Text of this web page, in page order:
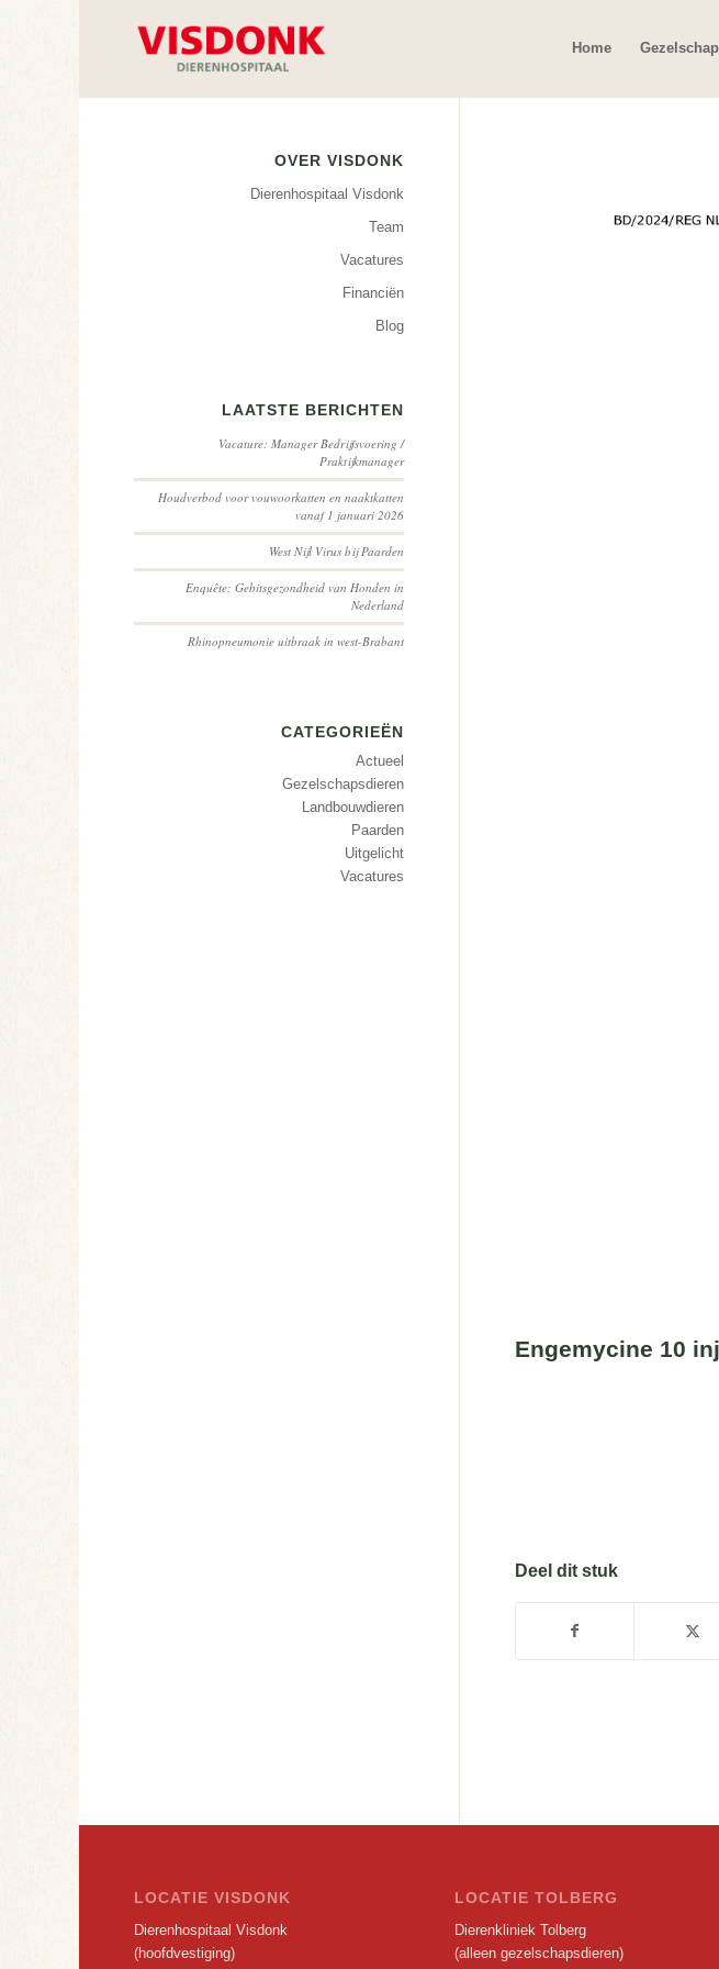
Home
Engemycine 10
Deel dit stuk
OVER VISDONK
Dierenhospitaal Visdonk
Team
Vacatures
Financiën
Blog
LAATSTE BERICHTEN
Vacature: Manager Bedrijfsvoering /
Praktijkmanager
Houdverbod voor vouwoorkatten en naaktkatten
vanaf 1 januari 2026
West Nijl Virus bij Paarden
Enquête: Gebitsgezondheid van Honden in
Nederland
Rhinopneumonie uitbraak in west-Brabant
CATEGORIEËN
Actueel
Gezelschapsdieren
Landbouwdieren
Paarden
Uitgelicht
Vacatures
LOCATIE VISDONK
Dierenhospitaal Visdonk
(hoofdvestiging)
LOCATIE TOLBERG
Dierenkliniek Tolberg
(alleen gezelschapsdieren)